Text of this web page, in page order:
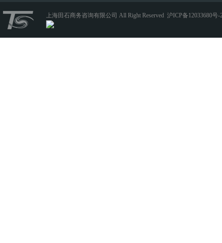
上海田石商务咨询有限公司 All Right Reserved 沪ICP备12033680号-